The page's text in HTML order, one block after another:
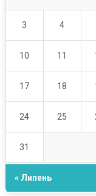
3 4
10 11
17 18
24 25
31
« Липень